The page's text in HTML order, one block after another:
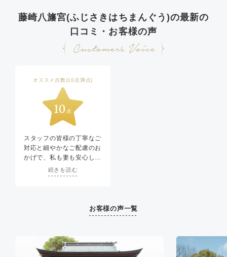
藤崎八旛宮(ふじさきはちまんぐう)の最新の
口コミ・お客様の声
オススメ点数(10点満点)
スタッフの皆様の丁寧なご
対応と細やかなご配慮のお
かげで、私も妻も安心して
当日を迎えることができま
した。希望していた藤崎八
思い出になりました。会食
のお料理もとても美味し
り、心温まる一日を過ごす
ことができました。ありが
とうございました。
続きを読む
お客様の声一覧